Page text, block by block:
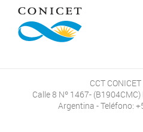
CCT
Calle 8 Nº 1467-
Argentina - Teléfono: